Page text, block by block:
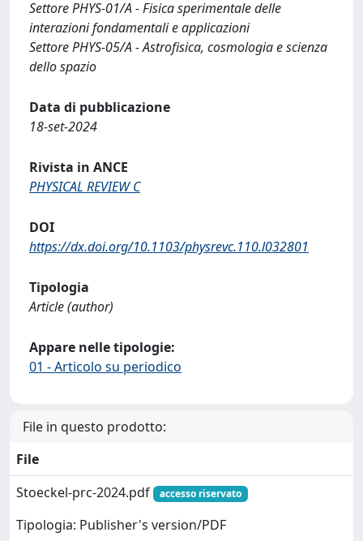
Settore PHYS-01/A - Fisica sperimentale delle
interazioni fondamentali e applicazioni
Settore PHYS-05/A - Astrofisica, cosmologia e scienza
dello spazio
Data di pubblicazione
18-set-2024
Rivista in ANCE
PHYSICAL REVIEW C
DOI
https://dx.doi.org/10.1103/physrevc.110.l032801
Tipologia
Article (author)
Appare nelle tipologie:
01 - Articolo su periodico
File in questo prodotto:
File
Stoeckel-prc-2024.pdf
accesso riservato
Tipologia: Publisher's version/PDF